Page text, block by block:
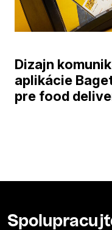
Dizajn
aplikácie
pre food